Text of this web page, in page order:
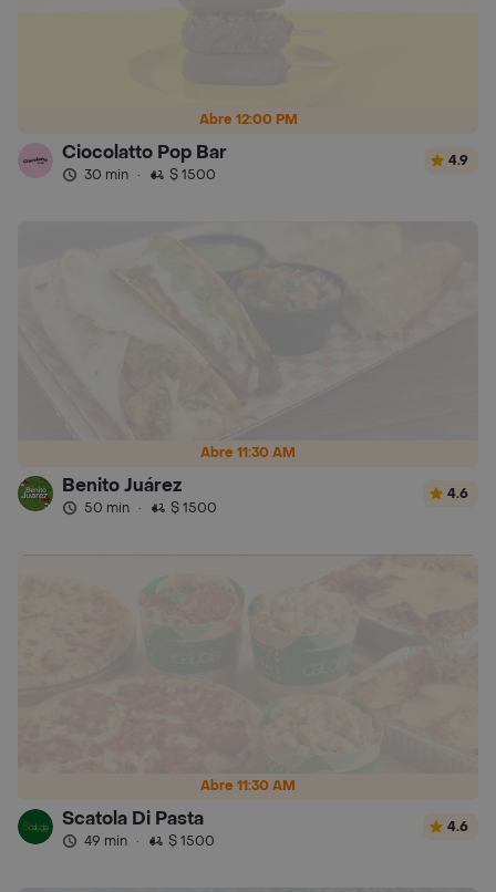
Abre 12:00 PM
Ciocolatto Pop Bar
30 min · $ 1500
4.9
Abre 11:30 AM
Benito Juárez
50 min · $ 1500
4.6
Abre 11:30 AM
Scatola Di Pasta
49 min · $ 1500
4.6